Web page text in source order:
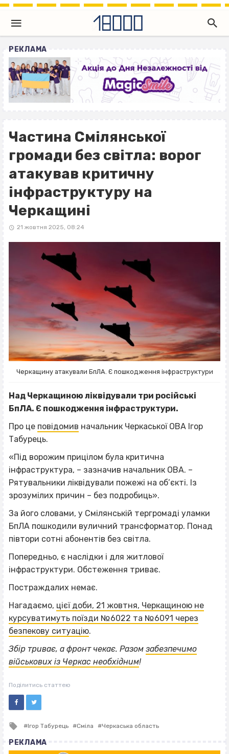
РЕКЛАМА
Частина Смілянської
громади без світла: ворог
атакував критичну
інфраструктуру на
Черкащині
21 жовтня 2025, 08:24
Черкащину атакували БпЛА. Є пошкодження інфраструктури
Над Черкащиною ліквідували три російські
БпЛА. Є пошкодження інфраструктури.
Про це повідомив начальник Черкаської ОВА Ігор
Табурець.
«Під ворожим прицілом була критична
інфраструктура, – зазначив начальник ОВА. –
Рятувальники ліквідували пожежі на об’єкті. Із
зрозумілих причин – без подробиць».
За його словами, у Смілянській тергромаді уламки
БпЛА пошкодили вуличний трансформатор. Понад
півтори сотні абонентів без світла.
Попередньо, є наслідки і для житлової
інфраструктури. Обстеження триває.
Постраждалих немає.
Нагадаємо, цієї доби, 21 жовтня, Черкащиною не
курсуватимуть поїзди №6022 та №6091 через
безпекову ситуацію.
Збір триває, а фронт чекає. Разом забезпечимо
військових із Черкас необхідним!
Поділитись статтею
Tagged
Ігор Табурець Сміла Черкаська область
РЕКЛАМА